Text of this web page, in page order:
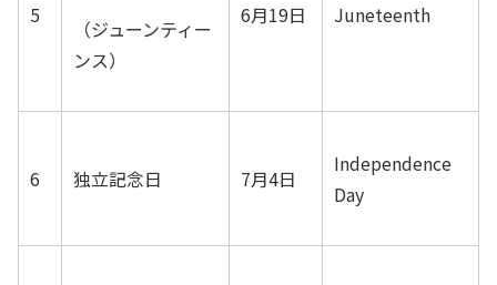
5
（ジューンティー
ンス）
6月19日 Juneteenth
6 独立記念日 7月4日
Independence
Day